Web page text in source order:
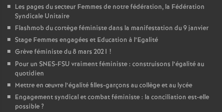
Les pages du secteur Femmes de notre fédération, la Fédération
Syndicale Unitaire
Flashmob du cortège féministe dans la manifestation du 9 janvier
Stage Femmes engagées et Education à l’Egalité
Grève féministe du 8 mars 2021 !
Pour un SNES-FSU vraiment féministe : construisons l’égalité au
quotidien
Mettre en œuvre l’égalité filles-garçons au collège et au lycée
Engagement syndical et combat féministe : la conciliation est-elle
possible?